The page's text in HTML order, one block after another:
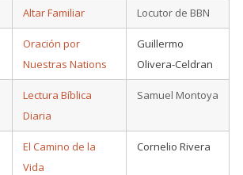
Altar Familiar Locutor de BBN
Oración por
Nuestras Nations
Guillermo
Olivera-Celdran
Lectura Bíblica
Diaria
Samuel Montoya
El Camino de la
Vida
Cornelio Rivera